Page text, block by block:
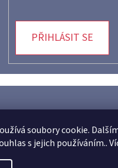
soubory cookie.
s jejich používáním..
PŘIHLÁSIT SE